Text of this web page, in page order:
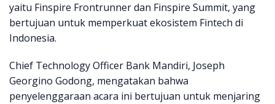
yaitu Finspire Frontrunner dan Finspire Summit, yang
bertujuan untuk memperkuat ekosistem Fintech di
Indonesia.
Chief Technology Officer Bank Mandiri, Joseph
Georgino Godong, mengatakan bahwa
penyelenggaraan acara ini bertujuan untuk menjaring